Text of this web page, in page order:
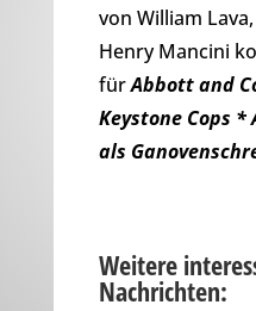
von William
Henry Mancini
fürAbbott and
Keystone Cops
als
Weitere
Nachrichten: